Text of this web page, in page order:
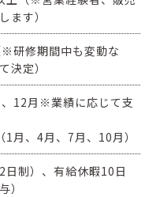
ます）
研修期間中も変動な
決定）
12月※業績に応じて支
月、4月、7月、10月）
日制）、有給休暇10日
）